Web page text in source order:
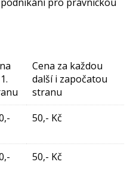
Cena za každou
další i započatou
stranu
50,- Kč
50,- Kč